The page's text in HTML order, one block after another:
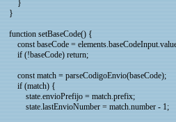
}
}
function setBaseCode() {
const baseCode =
if (!baseCode) return;
const match = parseCodigoEnvio(baseCode);
if (match) {
state.envioPrefijo = match.prefix;
state.lastEnvioNumber = match.number - 1;